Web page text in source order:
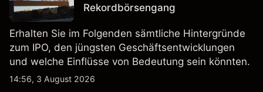
Rekordbörsengang
Erhalten Sie im Folgenden sämtliche Hintergründe
zum IPO, den jüngsten Geschäftsentwicklungen
und welche Einflüsse von Bedeutung sein könnten.
14:56, 3 August 2026